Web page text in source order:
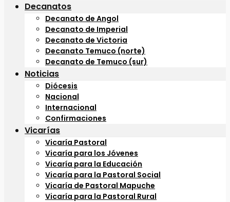
Decanatos
Decanato de Angol
Decanato de Imperial
Decanato de Victoria
Decanato Temuco (norte)
Decanato de Temuco (sur)
Noticias
Diócesis
Nacional
Internacional
Confirmaciones
Vicarías
Vicaría Pastoral
Vicaría para los Jóvenes
Vicaría para la Educación
Vicaría para la Pastoral Social
Vicaría de Pastoral Mapuche
Vicaría para la Pastoral Rural